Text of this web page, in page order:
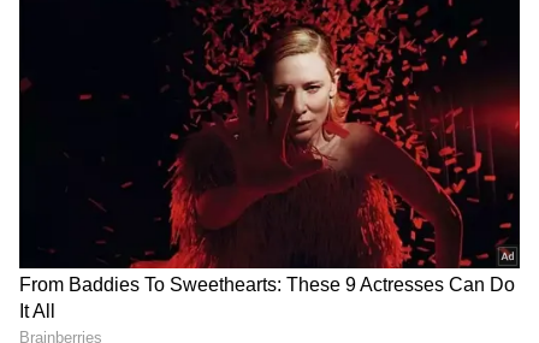
StockPhoto
బజాజ్ ప్లాటినా 100 (Bajaj Platina 100)
ప్రతిరోజూ ఎక్కువ దూరం ప్రయాణించేవారికి, ముఖ్యంగా
రోడ్లు సరిగా లేని ప్రాంతాల్లో తిరిగేవారికి ప్లాటినా ఒక బెస్ట్
ధర : దీని ధర రూ.65,000 నుంచి రూ.78,000 మధ్య
ఉంటుంది.